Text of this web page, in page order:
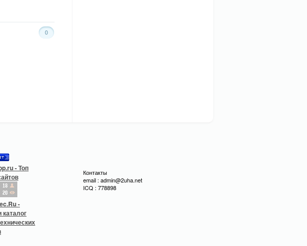
0
Контакты
email : admin@2uha.net
ICQ : 778898